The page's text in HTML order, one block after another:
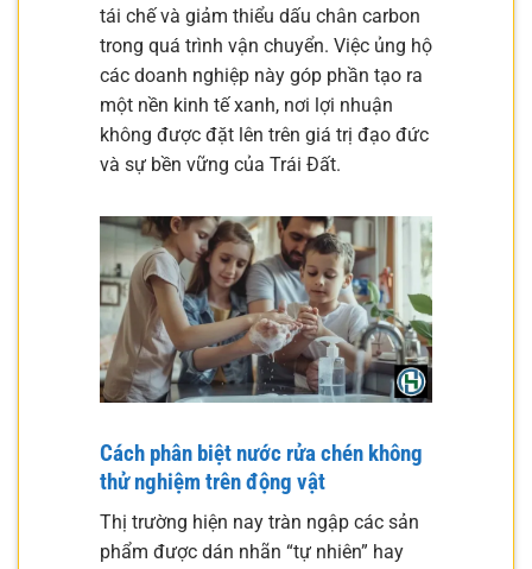
tái chế và giảm thiểu dấu chân carbon
trong quá trình vận chuyển. Việc ủng hộ
các doanh nghiệp này góp phần tạo ra
một nền kinh tế xanh, nơi lợi nhuận
không được đặt lên trên giá trị đạo đức
và sự bền vững của Trái Đất.
Cách phân biệt nước rửa chén không
thử nghiệm trên động vật
Thị trường hiện nay tràn ngập các sản
phẩm được dán nhãn “tự nhiên” hay